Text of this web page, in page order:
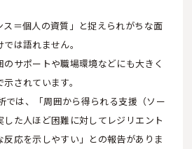
ス＝個人の資質」と捉えられがちな面
は語れません。
サポートや職場環境などにも大きく
されています。
では、「周囲から得られる支援（ソー
た人ほど困難に対してレジリエント
反応を示しやすい」との報告がありま